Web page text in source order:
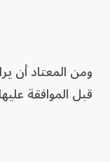
ومن المعتاد أن
قبل الموافقة